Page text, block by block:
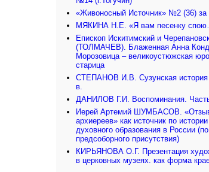
«Живоносный Источник» №2 (36) за
МЯКИНА Н.Е. «Я вам песенку
Епископ Искитимский и
(ТОЛМАЧЕВ). Блаженная Анна
Морозовица – великоустюжская
старица
СТЕПАНОВ И.В. Сузунская история
в.
ДАНИЛОВ Г.И. Воспоминания.
Иерей Артемий ШУМБАСОВ.
архиереев» как источник по
духовного образования в России
предсоборного присутствия)
КИРЬЯНОВА О.Г. Презентация
в церковных музеях. как форма